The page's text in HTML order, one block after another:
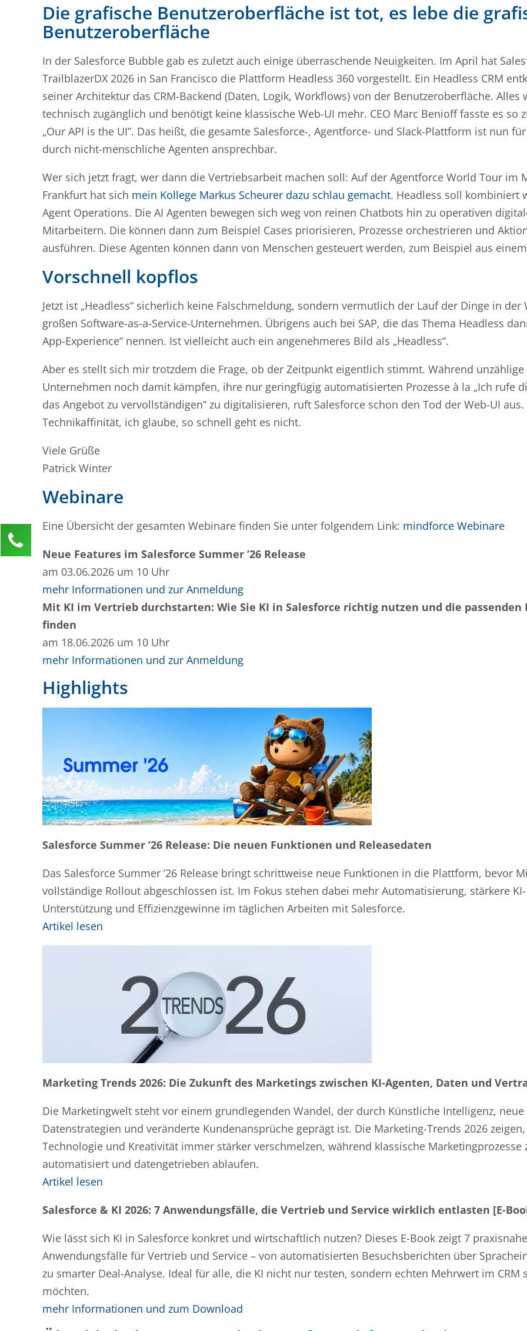
Die grafische Benutzeroberfläche ist tot, es lebe die
Benutzeroberfläche
In der Salesforce Bubble gab es zuletzt auch einige überraschende Neuigkeiten. Im April hat
TrailblazerDX 2026 in San Francisco die Plattform Headless 360 vorgestellt. Ein Headless CRM
seiner Architektur das CRM-Backend (Daten, Logik, Workflows) von der Benutzeroberfläche. Alles
technisch zugänglich und benötigt keine klassische Web-UI mehr. CEO Marc Benioff fasste es so
„Our API is the UI”. Das heißt, die gesamte Salesforce-, Agentforce- und Slack-Plattform ist nun
durch nicht-menschliche Agenten ansprechbar.
Wer sich jetzt fragt, wer dann die Vertriebsarbeit machen soll: Auf der Agentforce World Tour im
Frankfurt hat sich mein Kollege Markus Scheurer dazu schlau gemacht. Headless soll kombiniert
Agent Operations. Die AI Agenten bewegen sich weg von reinen Chatbots hin zu operativen
Mitarbeitern. Die können dann zum Beispiel Cases priorisieren, Prozesse orchestrieren und
ausführen. Diese Agenten können dann von Menschen gesteuert werden, zum Beispiel aus
Vorschnell kopflos
Jetzt ist „Headless“ sicherlich keine Falschmeldung, sondern vermutlich der Lauf der Dinge in der
großen Software-as-a-Service-Unternehmen. Übrigens auch bei SAP, die das Thema Headless
App-Experience“ nennen. Ist vielleicht auch ein angenehmeres Bild als „Headless“.
Aber es stellt sich mir trotzdem die Frage, ob der Zeitpunkt eigentlich stimmt. Während unzählige
Unternehmen noch damit kämpfen, ihre nur geringfügig automatisierten Prozesse à la „Ich rufe
das Angebot zu vervollständigen“ zu digitalisieren, ruft Salesforce schon den Tod der Web-UI
Technikaffinität, ich glaube, so schnell geht es nicht.
Viele Grüße
Patrick Winter
Webinare
Eine Übersicht der gesamten Webinare finden Sie unter folgendem Link: mindforce Webinare
Neue Features im Salesforce Summer ’26 Release
am 03.06.2026 um 10 Uhr
mehr Informationen und zur Anmeldung
Mit KI im Vertrieb durchstarten: Wie Sie KI in Salesforce richtig nutzen und die passenden
finden
am 18.06.2026 um 10 Uhr
mehr Informationen und zur Anmeldung
Highlights
Salesforce Summer ’26 Release: Die neuen Funktionen und Releasedaten
Das Salesforce Summer ’26 Release bringt schrittweise neue Funktionen in die Plattform, bevor
vollständige Rollout abgeschlossen ist. Im Fokus stehen dabei mehr Automatisierung, stärkere KI-
Unterstützung und Effizienzgewinne im täglichen Arbeiten mit Salesforce.
Artikel lesen
Marketing Trends 2026: Die Zukunft des Marketings zwischen KI-Agenten, Daten und
Die Marketingwelt steht vor einem grundlegenden Wandel, der durch Künstliche Intelligenz, neue
Datenstrategien und veränderte Kundenansprüche geprägt ist. Die Marketing-Trends 2026
Technologie und Kreativität immer stärker verschmelzen, während klassische Marketingprozesse
automatisiert und datengetrieben ablaufen.
Artikel lesen
Salesforce & KI 2026: 7 Anwendungsfälle, die Vertrieb und Service wirklich entlasten [E-
Wie lässt sich KI in Salesforce konkret und wirtschaftlich nutzen? Dieses E-Book zeigt 7 praxisnahe
Anwendungsfälle für Vertrieb und Service – von automatisierten Besuchsberichten über
zu smarter Deal-Analyse. Ideal für alle, die KI nicht nur testen, sondern echten Mehrwert im CRM
möchten.
mehr Informationen und zum Download
Kontaktieren Sie uns!
Anja Klusner
Kundenservice
0211 946 285 72-65
anja.klusner@mind-force.de